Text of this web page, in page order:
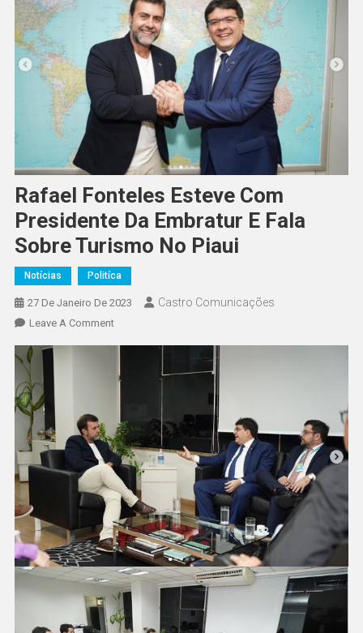
Rafael Fonteles Esteve Com
Presidente Da Embratur E Fala
Sobre Turismo No Piaui
Notícias Politíca
27 De Janeiro De 2023 Castro Comunicações
Leave A Comment